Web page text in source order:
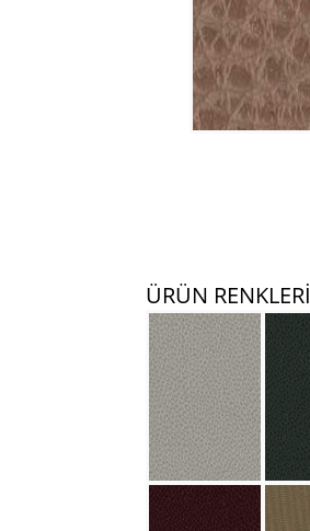
ÜRÜN RENKLERİ